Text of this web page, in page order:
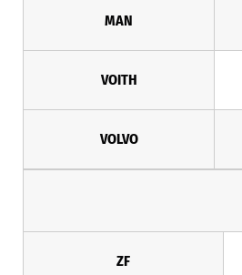
MAN
VOITH
VOLVO
ZF